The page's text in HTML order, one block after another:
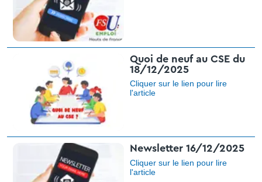
Quoi de neuf au CSE du
18/12/2025
Cliquer sur le lien pour lire
l'article
Newsletter 16/12/2025
Cliquer sur le lien pour lire
l'article